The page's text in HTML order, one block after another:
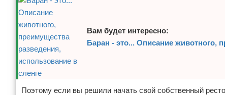
Вам будет интересно:
Баран - это... Описание животного,
Поэтому если вы решили начать свой собственный